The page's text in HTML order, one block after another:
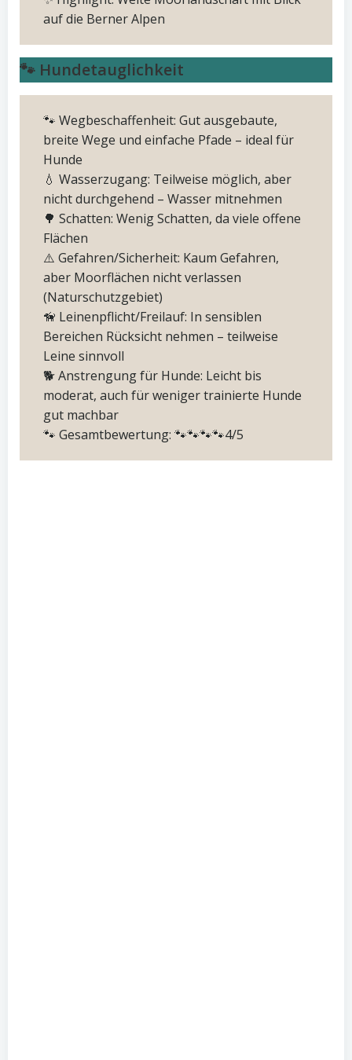
auf die Berner Alpen
🐾 Hundetauglichkeit
🐾 Wegbeschaffenheit: Gut ausgebaute,
breite Wege und einfache Pfade – ideal für
Hunde
💧 Wasserzugang: Teilweise möglich, aber
nicht durchgehend – Wasser mitnehmen
🌳 Schatten: Wenig Schatten, da viele offene
Flächen
⚠️ Gefahren/Sicherheit: Kaum Gefahren,
aber Moorflächen nicht verlassen
(Naturschutzgebiet)
🦮 Leinenpflicht/Freilauf: In sensiblen
Bereichen Rücksicht nehmen – teilweise
Leine sinnvoll
🐕 Anstrengung für Hunde: Leicht bis
moderat, auch für weniger trainierte Hunde
gut machbar
🐾 Gesamtbewertung: 🐾🐾🐾🐾4/5